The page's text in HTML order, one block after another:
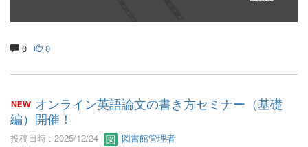
0 0
オンライン英語論文の書き方セミナー（基礎
編）開催！
投稿日時 : 2025/12/24 図書館管理者